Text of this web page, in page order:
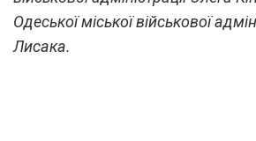
Одеської міської військової
Лисака.